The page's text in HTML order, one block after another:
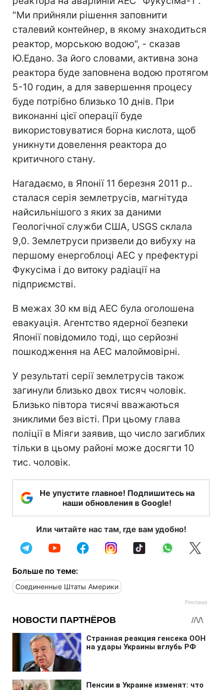
"Ми прийняли рішення заповнити
сталевий контейнер, в якому знаходиться
реактор, морською водою", - сказав
Ю.Едано. За його словами, активна зона
реактора буде заповнена водою протягом
5-10 годин, а для завершення процесу
буде потрібно близько 10 днів. При
виконанні цієї операції буде
використовуватися борна кислота, щоб
уникнути довелення реактора до
критичного стану.
Нагадаємо, в Японії 11 березня 2011 р..
сталася серія землетрусів, магнітуда
найсильнішого з яких за даними
Геологічної служби США, USGS склала
9,0. Землетруси призвели до вибуху на
першому енергоблоці АЕС у префектурі
Фукусіма і до витоку радіації на
підприємстві.
В межах 30 км від АЕС була оголошена
евакуація. Агентство ядерної безпеки
Японії повідомило тоді, що серйозні
пошкодження на АЕС малоймовірні.
У результаті серії землетрусів також
загинули близько двох тисяч чоловік.
Близько півтора тисячі вважаються
зниклими без вісті. При цьому глава
поліції в Міяги заявив, що число загиблих
тільки в цьому районі може досягти 10
тис. чоловік.
Не упустите главное! Подпишитесь на
наши обновления в Google!
Или читайте нас там, где вам удобно!
Больше по теме:
Соединенные Штаты Америки